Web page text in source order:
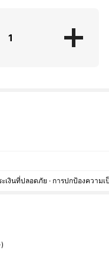
ะเงินที่ปลอดภัย · การปกป้องความ